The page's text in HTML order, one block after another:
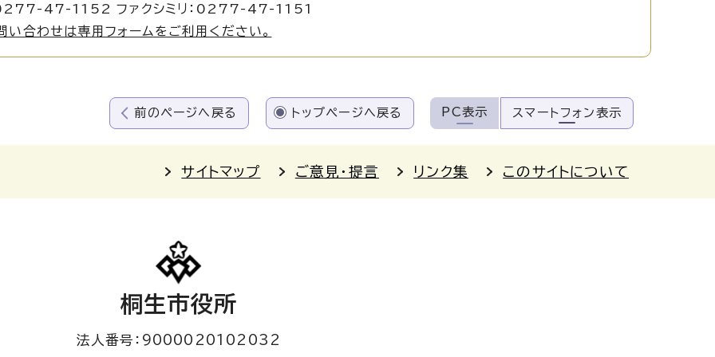
0277-47-1152 ファクシミリ：0277-47-1151
い合わせは専用フォームをご利用ください。
前のページへ戻る トップページへ戻る PC表示 スマートフォン表示
サイトマップ ご意見・提言 リンク集 このサイトについて
桐生市役所
法人番号：9000020102032